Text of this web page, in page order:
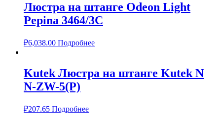
Люстра на штанге Odeon Light
Pepina 3464/3C
₽6,038.00 Подробнее
Kutek Люстра на штанге Kutek N
N-ZW-5(P)
₽207.65 Подробнее